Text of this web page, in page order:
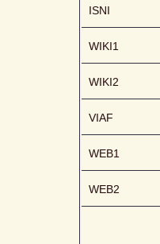
ISNI
WIKI1
WIKI2
VIAF
WEB1
WEB2